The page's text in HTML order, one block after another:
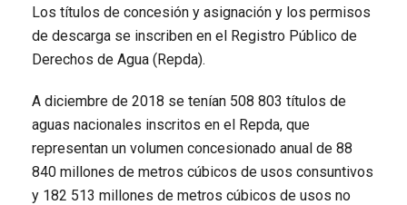
Los títulos de concesión y asignación y los permisos
de descarga se inscriben en el Registro Público de
Derechos de Agua (Repda).
A diciembre de 2018 se tenían 508 803 títulos de
aguas nacionales inscritos en el Repda, que
representan un volumen concesionado anual de 88
840 millones de metros cúbicos de usos consuntivos
y 182 513 millones de metros cúbicos de usos no